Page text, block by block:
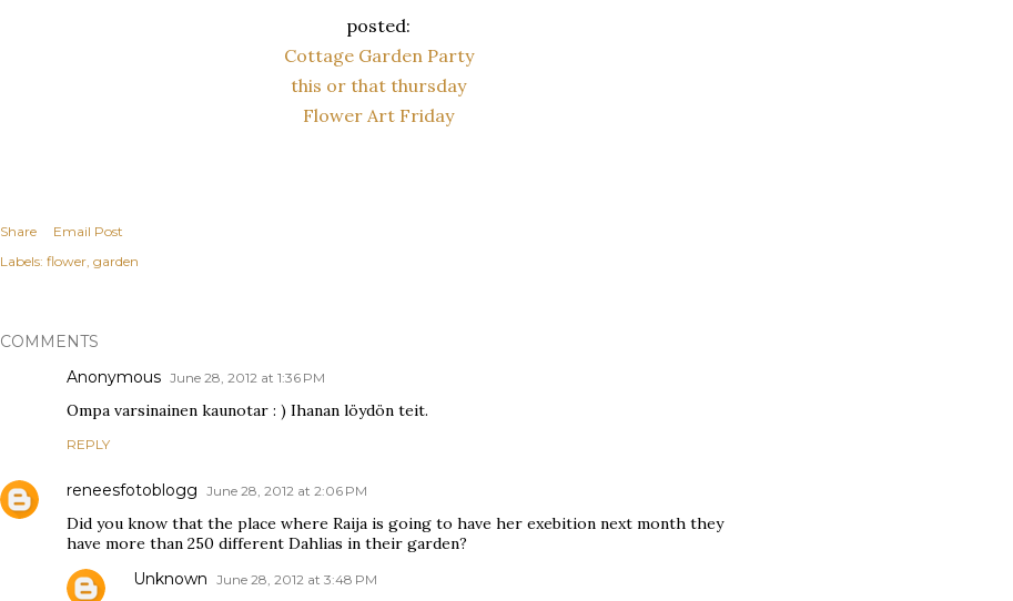
posted:
Cottage Garden Party
this or that thursday
Flower Art Friday
Share
Email Post
Labels: flower garden
COMMENTS
Anonymous June 28, 2012 at 1:36 PM
Ompa varsinainen kaunotar : ) Ihanan löydön teit.
REPLY
reneesfotoblogg June 28, 2012 at 2:06 PM
Did you know that the place where Raija is going to have her exebition next month they
have more than 250 different Dahlias in their garden?
Unknown June 28, 2012 at 3:48 PM